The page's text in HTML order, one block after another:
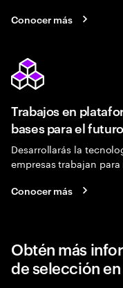
Conocer más
Trabajos en
bases para el futuro
Desarrollarás la
empresas trabajan para
Conocer más
Obtén más
de selección